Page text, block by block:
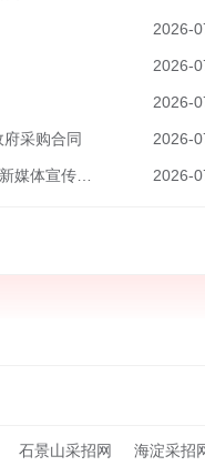
2026-
2026-
2026-
采购合同 2026-
2026-
石景山采招网 海淀采招